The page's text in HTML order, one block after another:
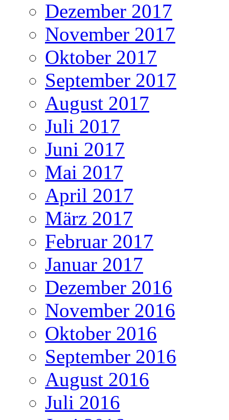
Dezember 2017
November 2017
Oktober 2017
September 2017
August 2017
Juli 2017
Juni 2017
Mai 2017
April 2017
März 2017
Februar 2017
Januar 2017
Dezember 2016
November 2016
Oktober 2016
September 2016
August 2016
Juli 2016